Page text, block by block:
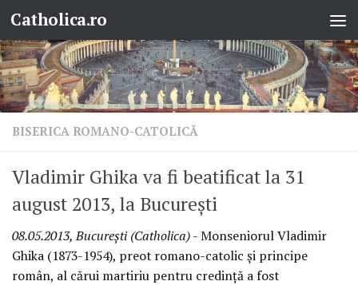
Skip to content
Catholica.ro
BISERICA ROMANO-CATOLICĂ
Vladimir Ghika va fi beatificat la 31
august 2013, la Bucureşti
08.05.2013, Bucureşti (Catholica)- Monseniorul Vladimir
Ghika (1873-1954), preot romano-catolic şi principe
român, al cărui martiriu pentru credinţă a fost